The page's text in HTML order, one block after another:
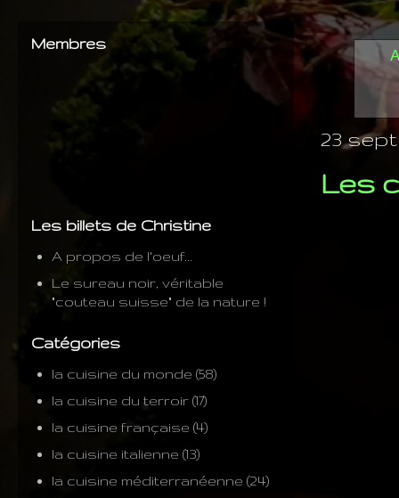
23
Les
Membres
Les billets de Christine
A propos de l'oeuf...
Le sureau noir, véritable
"couteau suisse" de la nature !
Catégories
la cuisine du monde (58)
la cuisine du terroir (17)
la cuisine française (4)
la cuisine italienne (13)
la cuisine méditerranéenne (24)